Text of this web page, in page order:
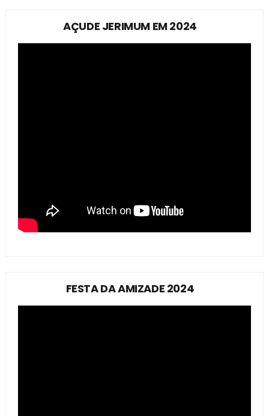
AÇUDE JERIMUM EM 2024
FESTA DA AMIZADE 2024